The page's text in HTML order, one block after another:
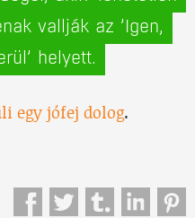
vallják az ’Igen,
helyett.
egy jófej dolog.